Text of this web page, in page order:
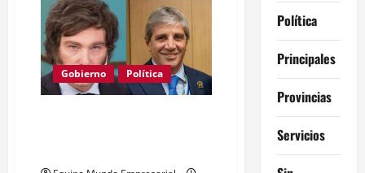
Reforma
del
BCRA:
el
peso
podría
fortalecerse
hasta
20%
Gobierno Política
Política
Principales
Provincias
Servicios